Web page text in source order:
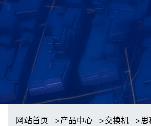
网站首页 >产品中心 >交换机 >